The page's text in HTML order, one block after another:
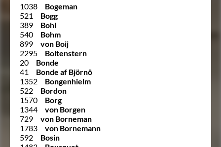
1038
Bogeman
521
Bogg
389
Bohl
540
Bohm
899
von Boij
2295
Boltenstern
20
Bonde
41
Bonde af Björnö
1352
Bongenhielm
522
Bordon
1570
Borg
1344
von Borgen
729
von Borneman
1783
von Bornemann
592
Bosin